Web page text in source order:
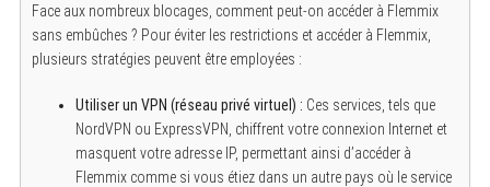
Face aux nombreux blocages, comment peut-on accéder à Flemmix
sans embûches ? Pour éviter les restrictions et accéder à Flemmix,
plusieurs stratégies peuvent être employées :
Utiliser un VPN (réseau privé virtuel) : Ces services, tels que
NordVPN ou ExpressVPN, chiffrent votre connexion Internet et
masquent votre adresse IP, permettant ainsi d’accéder à
Flemmix comme si vous étiez dans un autre pays où le service